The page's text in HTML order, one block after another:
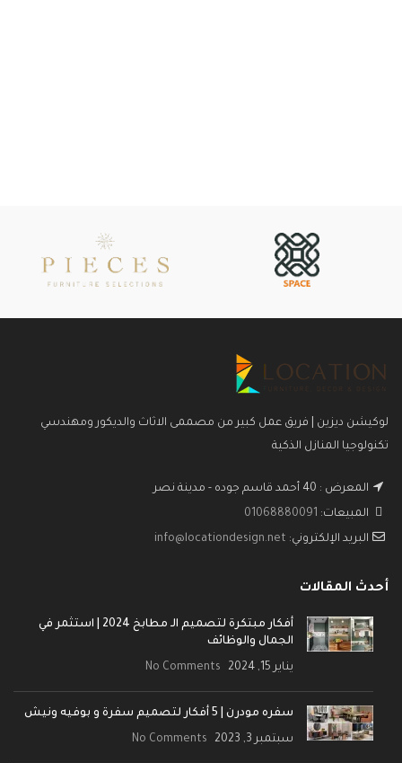
لوكيشن ديزين | فريق عمل كبير من مصممى الاثاث والديكور ومهندسي
تكنولوجيا المنازل الذكية
المعرض : 40 أحمد قاسم جوده - مدينة نصر
المبيعات: 01068880091
البريد الإلكتروني: info@locationdesign.net
أحدث المقالات
أفكار مبتكرة لتصميم الـ مطابخ 2024 | استثمر في
الجمال والوظائف
يناير 15, 2024 No Comments
سفره مودرن | 5 أفكار لتصميم سفرة و بوفيه ونيش
سبتمبر 3, 2023 No Comments